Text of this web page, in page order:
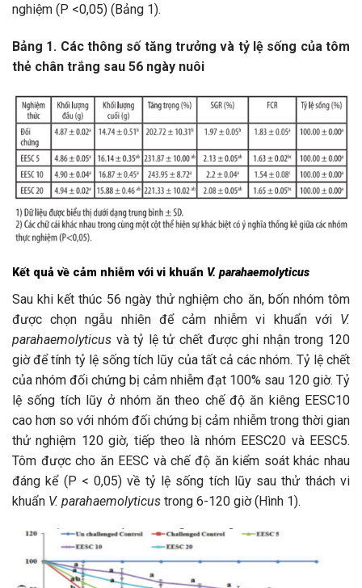
nghiệm (P <0,05) (Bảng 1).
Bảng 1. Các thông số tăng trưởng và tỷ lệ sống của tôm
thẻ chân trắng sau 56 ngày nuôi
Kết quả về cảm nhiễm với vi khuẩn V. parahaemolyticus
Sau khi kết thúc 56 ngày thử nghiệm cho ăn, bốn nhóm tôm
được chọn ngẫu nhiên để cảm nhiễm vi khuẩn với V.
parahaemolyticus và tỷ lệ tử chết được ghi nhận trong 120
giờ để tính tỷ lệ sống tích lũy của tất cả các nhóm. Tỷ lệ chết
của nhóm đối chứng bị cảm nhiễm đạt 100% sau 120 giờ. Tỷ
lệ sống tích lũy ở nhóm ăn theo chế độ ăn kiêng EESC10
cao hơn so với nhóm đối chứng bị cảm nhiễm trong thời gian
thử nghiệm 120 giờ, tiếp theo là nhóm EESC20 và EESC5.
Tôm được cho ăn EESC và chế độ ăn kiểm soát khác nhau
đáng kể (P < 0,05) về tỷ lệ sống tích lũy sau thử thách vi
khuẩn V. parahaemolyticus trong 6-120 giờ (Hình 1).